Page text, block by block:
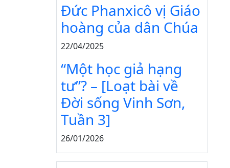
Đức Phanxicô vị Giáo
hoàng của dân Chúa
22/04/2025
“Một học giả hạng
tư”? – [Loạt bài về
Đời sống Vinh Sơn,
Tuần 3]
26/01/2026